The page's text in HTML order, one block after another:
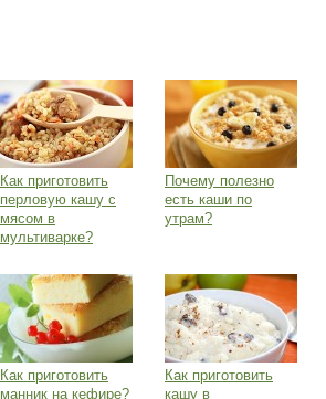
Как приготовить
перловую кашу с
мясом в
мультиварке?
Почему полезно
есть каши по
утрам?
Как приготовить
манник на кефире?
Как приготовить
кашу в